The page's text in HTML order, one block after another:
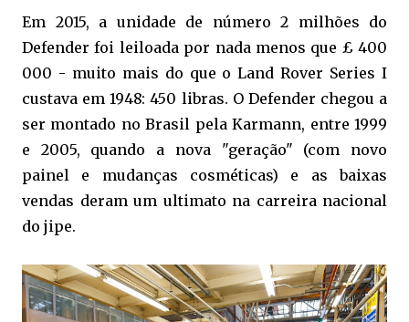
Em 2015, a unidade de número 2 milhões do
Defender foi leiloada por nada menos que £ 400
000 - muito mais do que o Land Rover Series I
custava em 1948: 450 libras. O Defender chegou a
ser montado no Brasil pela Karmann, entre 1999
e 2005, quando a nova "geração" (com novo
painel e mudanças cosméticas) e as baixas
vendas deram um ultimato na carreira nacional
do jipe.